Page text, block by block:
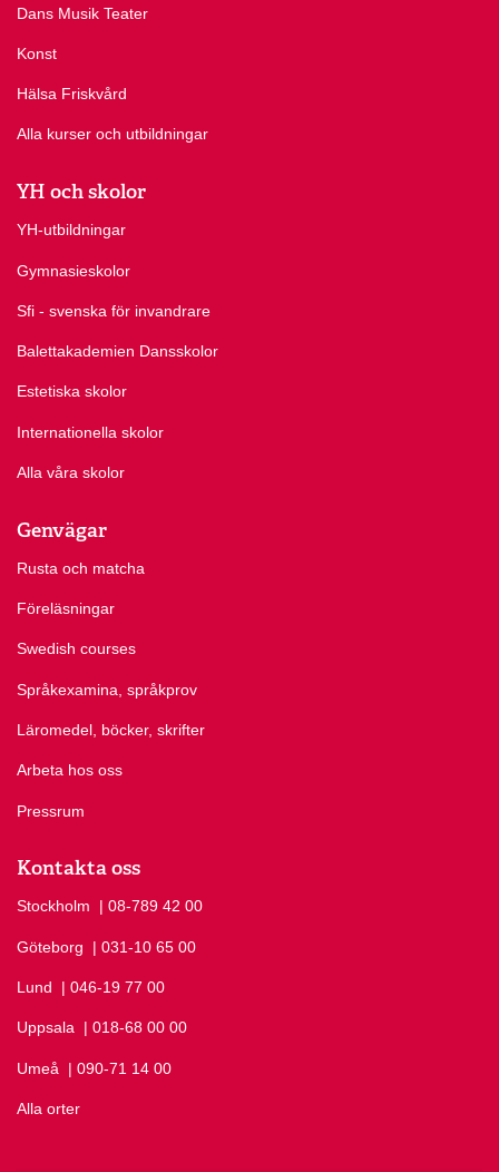
Dans Musik Teater
Konst
Hälsa Friskvård
Alla kurser och utbildningar
YH och skolor
YH-utbildningar
Gymnasieskolor
Sfi - svenska för invandrare
Balettakademien Dansskolor
Estetiska skolor
Internationella skolor
Alla våra skolor
Genvägar
Rusta och matcha
Föreläsningar
Swedish courses
Språkexamina, språkprov
Läromedel, böcker, skrifter
Arbeta hos oss
Pressrum
Kontakta oss
Stockholm Ring Stockholm på
| 08-789 42 00
Göteborg Ring Göteborg på
| 031-10 65 00
Lund Ring Lund på
| 046-19 77 00
Uppsala Ring Uppsala på
| 018-68 00 00
Umeå Ring Umeå på
| 090-71 14 00
Alla orter